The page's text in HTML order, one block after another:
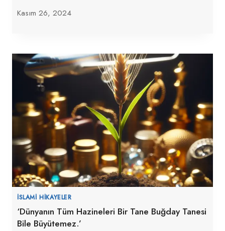
Kasım 26, 2024
İSLAMI HIKAYELER
‘Dünyanın Tüm Hazineleri Bir Tane Buğday Tanesi
Bile Büyütemez.’